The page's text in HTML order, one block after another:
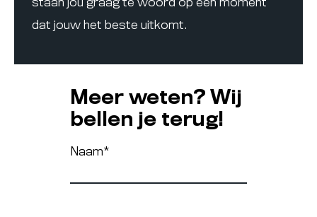
staan jou graag te woord op een moment
dat jouw het beste uitkomt.
Meer weten? Wij
bellen je terug!
Naam*